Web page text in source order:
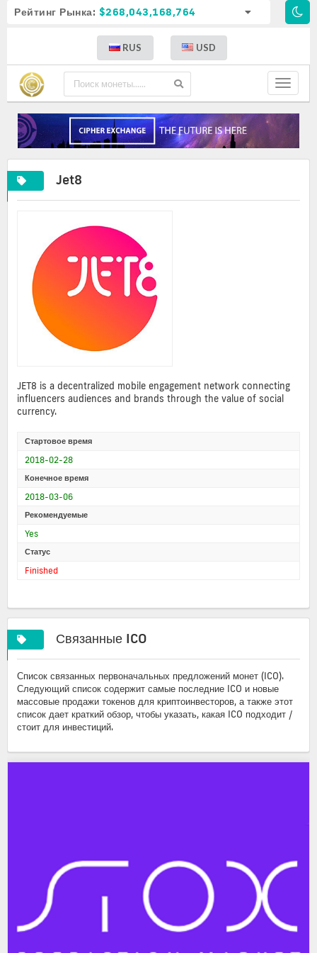
Рейтинг Рынка: $268,043,168,764
RUS USD
Toggle
Jet8
JET8 is a decentralized mobile engagement network connecting
influencers audiences and brands through the value of social
currency.
Стартовое время
2018-02-28
Конечное время
2018-03-06
Рекомендуемые
Yes
Статус
Finished
Связанные ICO
Список связанных первоначальных предложений монет (ICO).
Следующий список содержит самые последние ICO и новые
массовые продажи токенов для криптоинвесторов, а также этот
список дает краткий обзор, чтобы указать, какая ICO подходит /
стоит для инвестиций.